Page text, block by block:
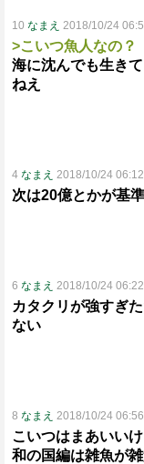
10 なまえ 2018/10/24
>こいつ魚人なの？
海に沈んでも生き
ねえ
4 なまえ 2018/10/24
次は20億とかが基
6 なまえ 2018/10/24
カタクリが強すぎ
ない
8 なまえ 2018/10/24
こいつはまあいい
和の国編は雑魚が